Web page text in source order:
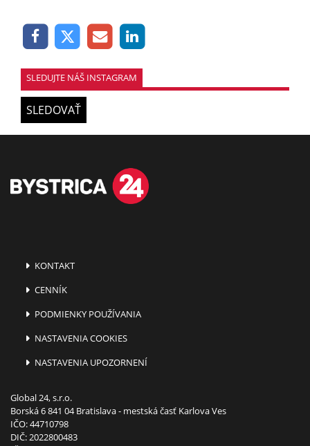
SLEDUJTE NÁŠ INSTAGRAM
SLEDOVAŤ
KONTAKT
CENNÍK
PODMIENKY POUŽÍVANIA
NASTAVENIA COOKIES
NASTAVENIA UPOZORNENÍ
Global 24, s.r.o.
Borská 6 841 04 Bratislava - mestská časť Karlova Ves
IČO: 44710798
DIČ: 2022800483